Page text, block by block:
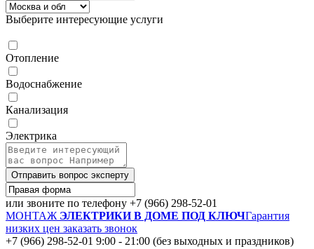
Выберите интересующие услуги
Отопление
Водоснабжение
Канализация
Электрика
Отправить вопрос эксперту
или звоните по телефону +7 (966) 298-52-01
МОНТАЖ ЭЛЕКТРИКИ В ДОМЕ ПОД КЛЮЧГарантия
низких цен заказать звонок
+7 (966) 298-52-01 9:00 - 21:00 (без выходных и праздников)